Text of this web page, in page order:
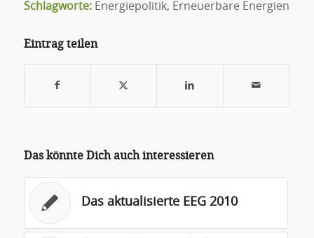
Schlagworte: Energiepolitik, Erneuerbare Energien
Eintrag teilen
Das könnte Dich auch interessieren
Das aktualisierte EEG 2010